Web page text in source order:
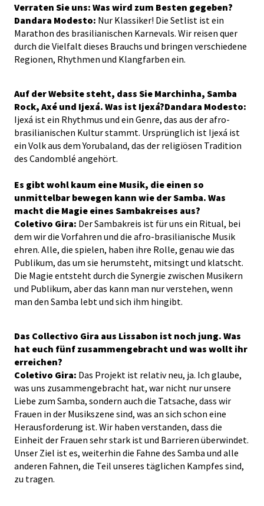
Verraten Sie uns: Was wird zum Besten gegeben?
Dandara Modesto: Nur Klassiker! Die Setlist ist ein
Marathon des brasilianischen Karnevals. Wir reisen quer
durch die Vielfalt dieses Brauchs und bringen verschiedene
Regionen, Rhythmen und Klangfarben ein.
Auf der Website steht, dass Sie Marchinha, Samba
Rock, Axé und Ijexá. Was ist Ijexá?Dandara Modesto:
Ijexá ist ein Rhythmus und ein Genre, das aus der afro-
brasilianischen Kultur stammt. Ursprünglich ist Ijexá ist
ein Volk aus dem Yorubaland, das der religiösen Tradition
des Candomblé angehört.
Es gibt wohl kaum eine Musik, die einen so
unmittelbar bewegen kann wie der Samba. Was
macht die Magie eines Sambakreises aus?
Coletivo Gira: Der Sambakreis ist für uns ein Ritual, bei
dem wir die Vorfahren und die afro-brasilianische Musik
ehren. Alle, die spielen, haben ihre Rolle, genau wie das
Publikum, das um sie herumsteht, mitsingt und klatscht.
Die Magie entsteht durch die Synergie zwischen Musikern
und Publikum, aber das kann man nur verstehen, wenn
man den Samba lebt und sich ihm hingibt.
Das Collectivo Gira aus Lissabon ist noch jung. Was
hat euch fünf zusammengebracht und was wollt ihr
erreichen?
Coletivo Gira: Das Projekt ist relativ neu, ja. Ich glaube,
was uns zusammengebracht hat, war nicht nur unsere
Liebe zum Samba, sondern auch die Tatsache, dass wir
Frauen in der Musikszene sind, was an sich schon eine
Herausforderung ist. Wir haben verstanden, dass die
Einheit der Frauen sehr stark ist und Barrieren überwindet.
Unser Ziel ist es, weiterhin die Fahne des Samba und alle
anderen Fahnen, die Teil unseres täglichen Kampfes sind,
zu tragen.